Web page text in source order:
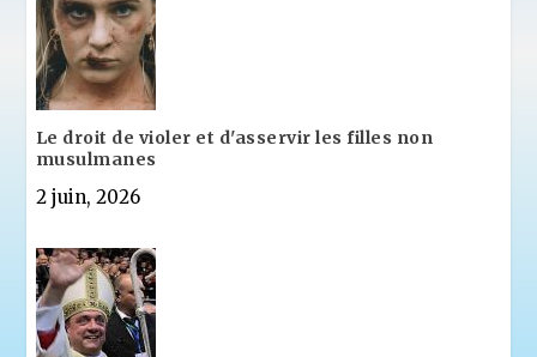
Le droit de violer et d'asservir les filles non
musulmanes
2 juin, 2026